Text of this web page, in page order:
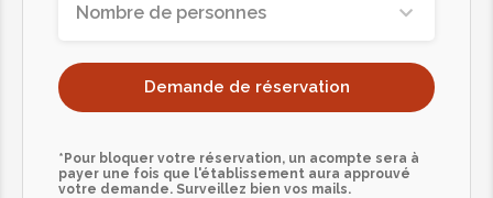
Nombre de personnes
Demande de réservation
*Pour bloquer votre réservation, un acompte sera à
payer une fois que l'établissement aura approuvé
votre demande. Surveillez bien vos mails.